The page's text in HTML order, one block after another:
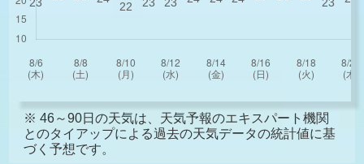
※ 46～90日の天気は、天気予報のエキスパート機関
とのタイアップによる過去の天気データの統計値に基
づく予想です。